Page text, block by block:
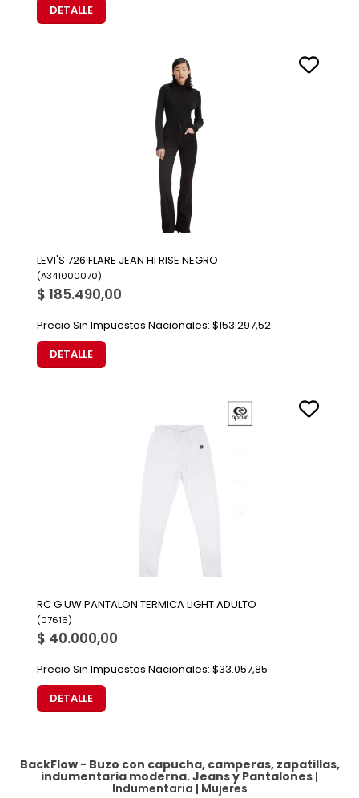
DETALLE
LEVI'S 726 FLARE JEAN HI RISE NEGRO
(A341000070)
$ 185.490,00
Precio Sin Impuestos Nacionales: $153.297,52
DETALLE
RC G UW PANTALON TERMICA LIGHT ADULTO
(07616)
$ 40.000,00
Precio Sin Impuestos Nacionales: $33.057,85
DETALLE
BackFlow - Buzo con capucha, camperas, zapatillas,
indumentaria moderna.Jeans y Pantalones |
Indumentaria | Mujeres